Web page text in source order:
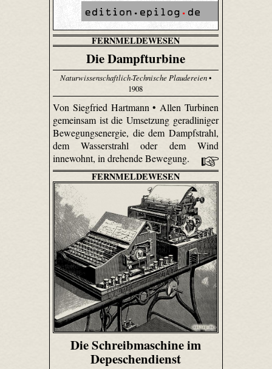
FERNMELDEWESEN
Die Dampfturbine
Naturwissenschaftlich-Technische Plaudereien•
1908
Von Siegfried Hartmann • Allen Turbinen
gemeinsam ist die Umsetzung geradliniger
Bewegungsenergie, die dem Dampfstrahl,
dem Wasserstrahl oder dem Wind
innewohnt, in drehende Bewegung.
FERNMELDEWESEN
Die Schreibmaschine im
Depeschendienst